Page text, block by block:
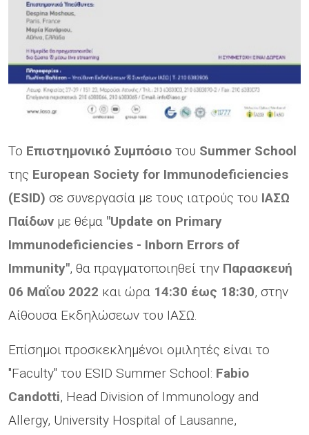
Το Επιστημονικό Συμπόσιο του Summer School
της European Society for Immunodeficiencies
(ESID) σε συνεργασία με τους ιατρούς του ΙΑΣΩ
Παίδων με θέμα "Update on Primary
Immunodeficiencies - Inborn Errors of
Immunity", θα πραγματοποιηθεί την Παρασκευή
06 Μαΐου 2022 και ώρα 14:30 έως 18:30, στην
Αίθουσα Εκδηλώσεων του ΙΑΣΩ.
Επίσημοι προσκεκλημένοι ομιλητές είναι το
"Faculty" του ESID Summer School: Fabio
Candotti, Head Division of Immunology and
Allergy, University Hospital of Lausanne,